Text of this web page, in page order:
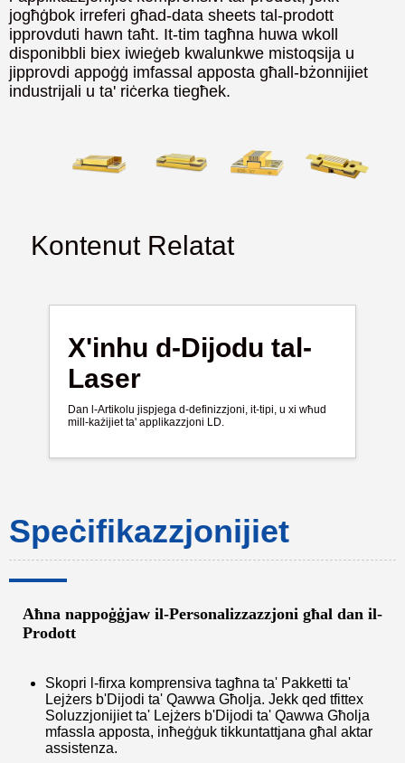
jogħġbok irreferi għad-data sheets tal-prodott
ipprovduti hawn taħt. It-tim tagħna huwa wkoll
disponibbli biex iwieġeb kwalunkwe mistoqsija u
jipprovdi appoġġ imfassal apposta għall-bżonnijiet
industrijali u ta' riċerka tiegħek.
Kontenut Relatat
X'inhu d-Dijodu tal-
Laser
Dan l-Artikolu jispjega d-definizzjoni, it-tipi, u xi wħud
mill-każijiet ta' applikazzjoni LD.
Speċifikazzjonijiet
Aħna nappoġġjaw il-Personalizzazzjoni għal dan il-
Prodott
Skopri l-firxa komprensiva tagħna ta' Pakketti ta'
Lejżers b'Dijodi ta' Qawwa Għolja. Jekk qed tfittex
Soluzzjonijiet ta' Lejżers b'Dijodi ta' Qawwa Għolja
mfassla apposta, inħeġġuk tikkuntattjana għal aktar
assistenza.